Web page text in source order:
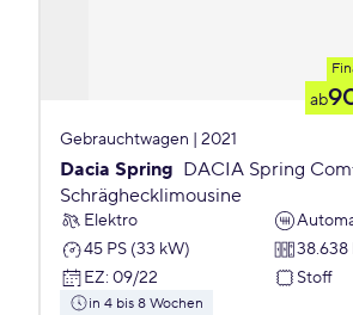
ab
Gebrauchtwagen | 2021
Dacia Spring DACIA Spring
Schräghecklimousine
Elektro
45 PS (33 kW)
38.638
EZ: 09/22 Stoff
in 4 bis 8 Wochen